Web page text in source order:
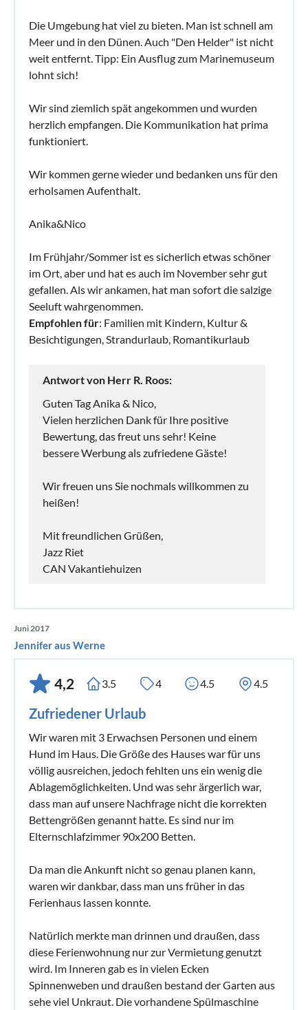
Die Umgebung hat viel zu bieten. Man ist schnell am
Meer und in den Dünen. Auch "Den Helder" ist nicht
weit entfernt. Tipp: Ein Ausflug zum Marinemuseum
lohnt sich!
Wir sind ziemlich spät angekommen und wurden
herzlich empfangen. Die Kommunikation hat prima
funktioniert.
Wir kommen gerne wieder und bedanken uns für den
erholsamen Aufenthalt.
Anika&Nico
Im Frühjahr/Sommer ist es sicherlich etwas schöner
im Ort, aber und hat es auch im November sehr gut
gefallen. Als wir ankamen, hat man sofort die salzige
Seeluft wahrgenommen.
Empfohlen für: Familien mit Kindern, Kultur &
Besichtigungen, Strandurlaub, Romantikurlaub
Antwort von Herr R. Roos:
Guten Tag Anika & Nico,
Vielen herzlichen Dank für Ihre positive
Bewertung, das freut uns sehr! Keine
bessere Werbung als zufriedene Gäste!
Wir freuen uns Sie nochmals willkommen zu
heißen!
Mit freundlichen Grüßen,
Jazz Riet
CAN Vakantiehuizen
Juni 2017
Jennifer aus Werne
4,2 3.5 4 4.5 4.5
Zufriedener Urlaub
Wir waren mit 3 Erwachsen Personen und einem
Hund im Haus. Die Größe des Hauses war für uns
völlig ausreichen, jedoch fehlten uns ein wenig die
Ablagemöglichkeiten. Und was sehr ärgerlich war,
dass man auf unsere Nachfrage nicht die korrekten
Bettengrößen genannt hatte. Es sind nur im
Elternschlafzimmer 90x200 Betten.
Da man die Ankunft nicht so genau planen kann,
waren wir dankbar, dass man uns früher in das
Ferienhaus lassen konnte.
Natürlich merkte man drinnen und draußen, dass
diese Ferienwohnung nur zur Vermietung genutzt
wird. Im Inneren gab es in vielen Ecken
Spinnenweben und draußen bestand der Garten aus
sehe viel Unkraut. Die vorhandene Spülmaschine